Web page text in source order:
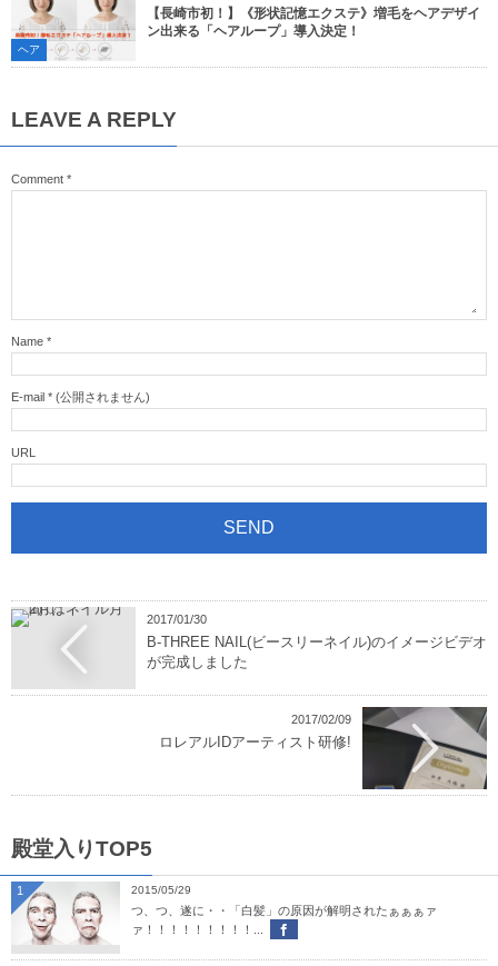
ヘア
【長崎市初！】《形状記憶エクステ》増毛をヘアデザイ
ン出来る「ヘアループ」導入決定！
LEAVE A REPLY
Comment *
Name *
E-mail * (公開されません)
URL
2017/01/30
B-THREE NAIL(ビースリーネイル)のイメージビデオ
が完成しました
2017/02/09
ロレアルIDアーティスト研修!
殿堂入りTOP5
2015/05/29
つ、つ、遂に・・「白髪」の原因が解明されたぁぁぁァ
ァ！！！！！！！！！...
1